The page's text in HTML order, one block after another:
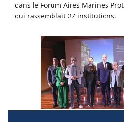
dans le Forum Aires Marines
qui rassemblait 27 institutions.